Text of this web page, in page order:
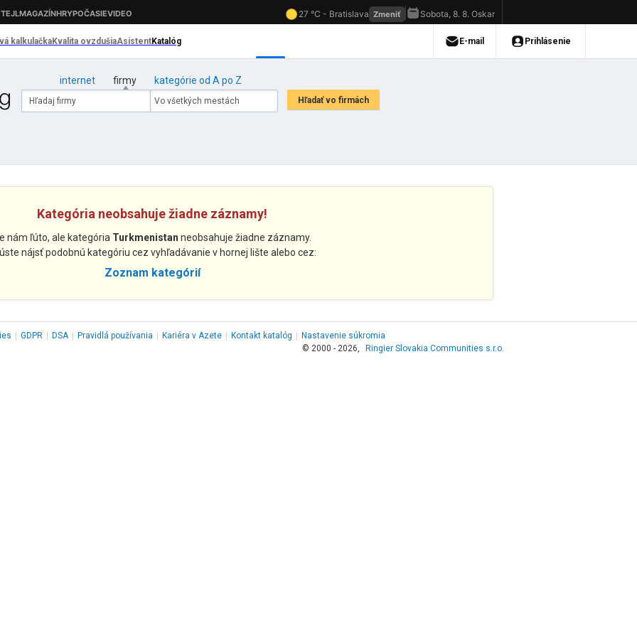
internet firmy kategórie od A po Z
Kategória neobsahuje žiadne záznamy!
nám ľúto, ale kategória Turkmenistan neobsahuje žiadne záznamy.
nájsť podobnú kategóriu cez vyhľadávanie v hornej lište alebo cez:
Zoznam kategórií
GDPR DSA Pravidlá používania Kariéra v Azete Kontakt katalóg
Nastavenie súkromia
© 2000 - 2026,
Ringier Slovakia Communities s.r.o.